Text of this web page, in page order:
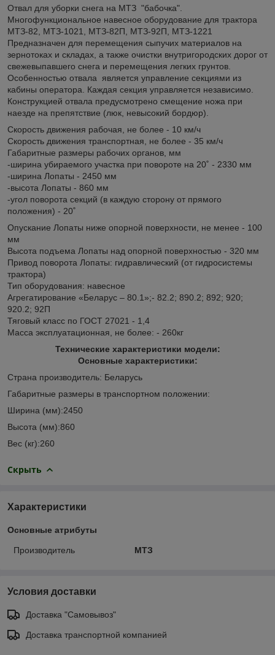
Отвал для уборки снега на МТЗ "бабочка".
Многофункциональное навесное оборудование для трактора
МТЗ-82, МТЗ-1021, МТЗ-82П, МТЗ-92П, МТЗ-1221
Предназначен для перемещения сыпучих материалов на
зернотоках и складах, а также очистки внутригородских дорог от
свежевыпавшего снега и перемещения легких грунтов.
Особенностью отвала является управление секциями из
кабины оператора. Каждая секция управляется независимо.
Конструкцией отвала предусмотрено смещение ножа при
наезде на препятствие (люк, невысокий бордюр).
Скорость движения рабочая, не более - 10 км/ч
Скорость движения транспортная, не более - 35 км/ч
Габаритные размеры рабочих органов, мм
-ширина убираемого участка при повороте на 20˚ - 2330 мм
-ширина Лопаты - 2450 мм
-высота Лопаты - 860 мм
-угол поворота секций (в каждую сторону от прямого
положения) - 20˚
Опускание Лопаты ниже опорной поверхности, не менее - 100
мм
Высота подъема Лопаты над опорной поверхностью - 320 мм
Привод поворота Лопаты: гидравлический (от гидросистемы
трактора)
Тип оборудования: навесное
Агрегатирование «Беларус – 80.1»;- 82.2; 890.2; 892; 920;
920.2; 92П
Тяговый класс по ГОСТ 27021 - 1,4
Масса эксплуатационная, не более: - 260кг
Технические характеристики модели:
Основные характеристики:
Страна производитель: Беларусь
Габаритные размеры в транспортном положении:
Ширина (мм):2450
Высота (мм):860
Вес (кг):260
Скрыть
Характеристики
Основные атрибуты
Производитель МТЗ
Условия доставки
Доставка "Самовывоз"
Доставка транспортной компанией